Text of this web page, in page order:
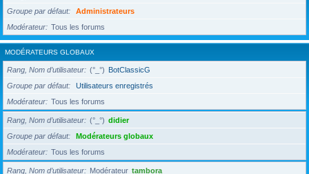
Groupe par défaut
Administrateurs
Modérateur
Tous les forums
MODÉRATEURS GLOBAUX
Rang, Nom d’utilisateur (°_°) BotClassicG
Groupe par défaut
Utilisateurs enregistrés
Modérateur
Tous les forums
Rang, Nom d’utilisateur (°_°) didier
Groupe par défaut
Modérateurs globaux
Modérateur
Tous les forums
Rang, Nom d’utilisateur Modérateur tambora